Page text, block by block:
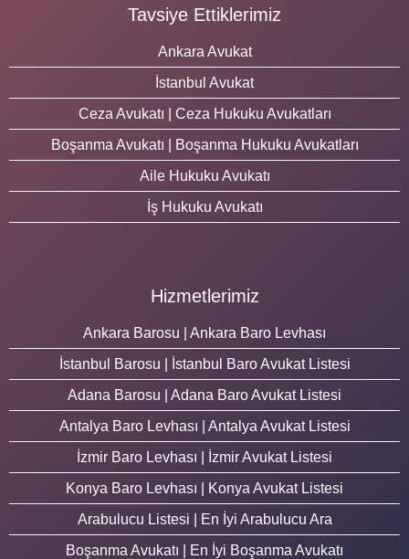
Tavsiye Ettiklerimiz
Ankara Avukat
İstanbul Avukat
Ceza Avukatı | Ceza Hukuku Avukatları
Boşanma Avukatı | Boşanma Hukuku Avukatları
Aile Hukuku Avukatı
İş Hukuku Avukatı
Hizmetlerimiz
Ankara Barosu | Ankara Baro Levhası
İstanbul Barosu | İstanbul Baro Avukat Listesi
Adana Barosu | Adana Baro Avukat Listesi
Antalya Baro Levhası | Antalya Avukat Listesi
İzmir Baro Levhası | İzmir Avukat Listesi
Konya Baro Levhası | Konya Avukat Listesi
Arabulucu Listesi | En İyi Arabulucu Ara
Boşanma Avukatı | En İyi Boşanma Avukatı